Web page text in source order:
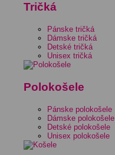
Tričká
Pánske tričká
Dámske tričká
Detské tričká
Unisex tričká
Polokošele
Pánske polokošele
Dámske polokošele
Detské polokošele
Unisex polokošele